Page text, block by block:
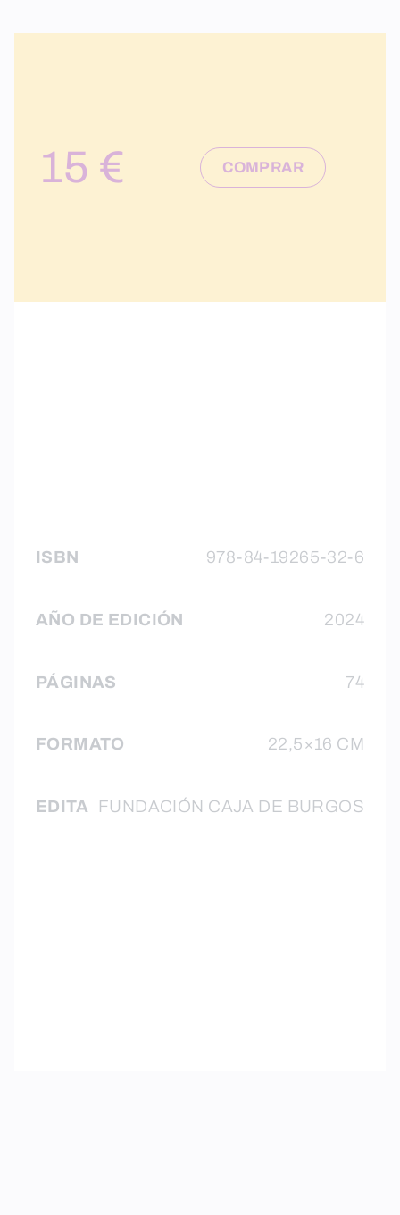
15 € COMPRAR
ISBN 978-84-19265-32-6
AÑO DE EDICIÓN 2024
PÁGINAS 74
FORMATO 22,5×16 CM
EDITA FUNDACIÓN CAJA DE BURGOS